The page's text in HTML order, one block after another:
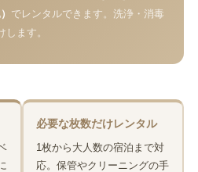
でレンタルできます。洗浄・消毒
ます。
必要な枚数だけレンタル
1枚から大人数の宿泊まで対
応。保管やクリーニングの手